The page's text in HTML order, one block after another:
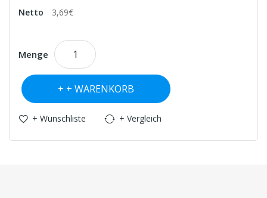
Netto
3,69€
Menge
+ WARENKORB
+ Wunschliste + Vergleich